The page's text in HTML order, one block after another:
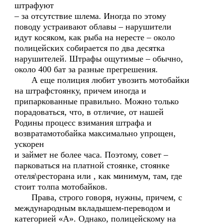
штрафуют
– за отсутствие шлема. Иногда по этому
поводу устраивают облавы – нарушители
идут косяком, как рыба на нересте – около
полицейских собирается по два десятка
нарушителей. Штрафы ощутимые – обычно,
около 400 бат за разные прегрешения.
А еще полиция любит увозить мотобайки
на штрафстоянку, причем иногда и
припаркованные правильно. Можно только
порадоваться, что, в отличие, от нашей
Родины процесс взимания штрафа и
возвратамотобайка максимально упрощен,
ускорен
и займет не более часа. Поэтому, совет –
парковаться на платной стоянке, стоянке
отеля\ресторана или , как минимум, там, где
стоит толпа мотобайков.
Права, строго говоря, нужны, причем, с
международным вкладышем-переводом и
категорией «А». Однако, полицейскому на